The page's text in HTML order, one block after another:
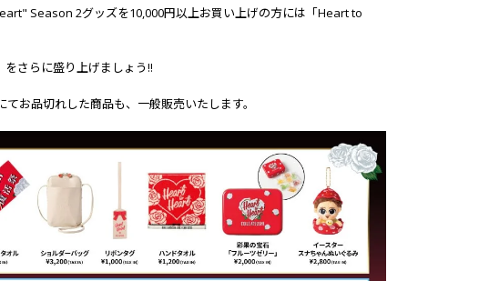
Season 2グッズを10,000円以上お買い上げの方には「Heart to
をさらに盛り上げましょう!!
てお品切れした商品も、一般販売いたします。